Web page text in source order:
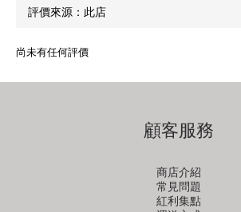
尚未有任何評價
顧客服務
商店介紹
常見問題
紅利集點